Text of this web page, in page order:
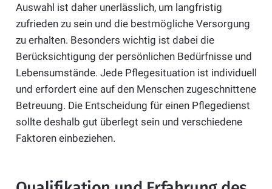
Auswahl ist daher unerlässlich, um langfristig
zufrieden zu sein und die bestmögliche Versorgung
zu erhalten. Besonders wichtig ist dabei die
Berücksichtigung der persönlichen Bedürfnisse und
Lebensumstände. Jede Pflegesituation ist individuell
und erfordert eine auf den Menschen zugeschnittene
Betreuung. Die Entscheidung für einen Pflegedienst
sollte deshalb gut überlegt sein und verschiedene
Faktoren einbeziehen.